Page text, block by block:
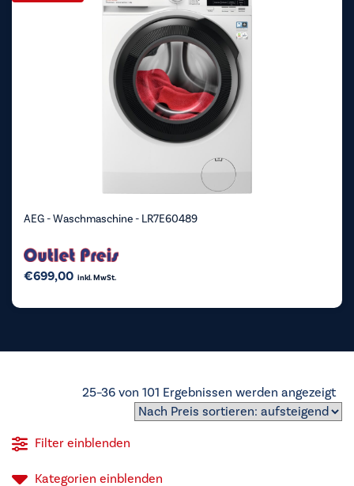
AEG - Waschmaschine - LR7E60489
€699,00 inkl. MwSt.
25–36 von 101 Ergebnissen werden angezeigt
Filter einblenden
Kategorien einblenden